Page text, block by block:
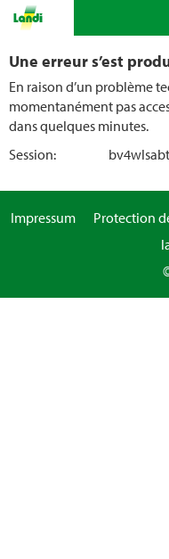
Une erreur s’est
En raison d’un problème
momentanément pas
dans quelques minutes.
Session:
Impressum Protection